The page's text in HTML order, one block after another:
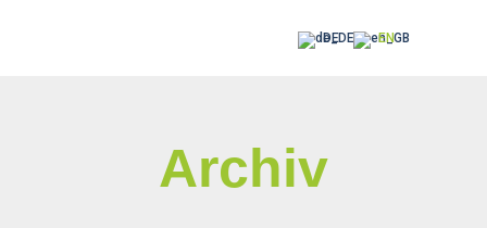
DE EN
Archiv